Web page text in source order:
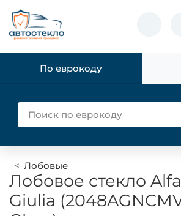
По еврокоду
Лобовые
Лобовое стекло
Giulia